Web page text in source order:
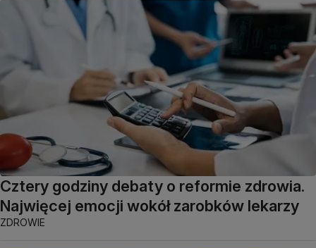
Cztery godziny debaty o reformie zdrowia.
Najwięcej emocji wokół zarobków lekarzy
ZDROWIE